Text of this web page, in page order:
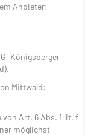
Anbieter:
Königsberger
Mittwald:
von Art. 6 Abs. 1 lit. f
möglichst